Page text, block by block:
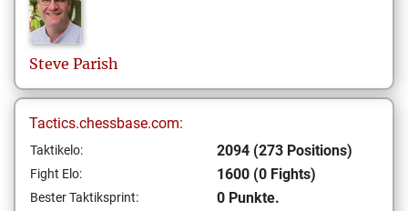
Steve Parish
Tactics.chessbase.com:
Taktikelo: 2094 (273 Positions)
Fight Elo: 1600 (0 Fights)
Bester Taktiksprint: 0 Punkte.